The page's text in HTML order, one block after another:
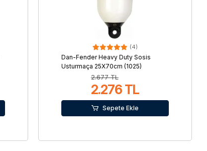
(4)
Dan-Fender Heavy Duty Sosis
Usturmaça 25X70cm (1025)
2.677 TL
2.276 TL
Sepete Ekle